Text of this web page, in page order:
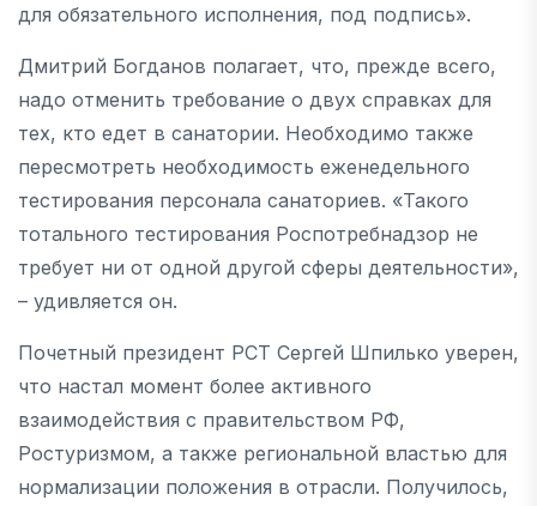
для обязательного исполнения, под подпись».
Дмитрий Богданов полагает, что, прежде всего,
надо отменить требование о двух справках для
тех, кто едет в санатории. Необходимо также
пересмотреть необходимость еженедельного
тестирования персонала санаториев. «Такого
тотального тестирования Роспотребнадзор не
требует ни от одной другой сферы деятельности»,
– удивляется он.
Почетный президент РСТ Сергей Шпилько уверен,
что настал момент более активного
взаимодействия с правительством РФ,
Ростуризмом, а также региональной властью для
нормализации положения в отрасли. Получилось,